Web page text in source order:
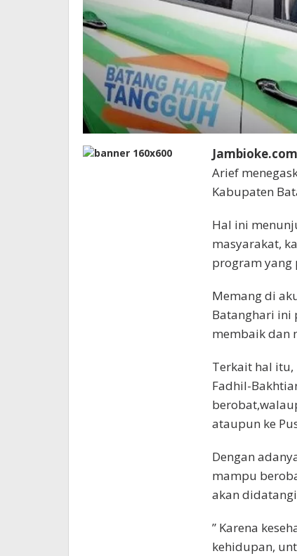
Arief
Kabupaten
Hal ini
masyarakat,
program yang
Memang di
Batanghari ini
membaik dan
Terkait hal
Fadhil-
ataupun ke
Dengan
mampu
akan
” Karena
kehidupan,